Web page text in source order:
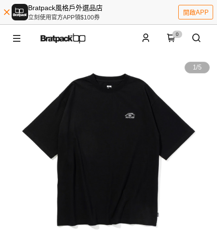
Bratpack風格戶外選品店
立刻使用官方APP領$100券
開啟APP
0
1/5